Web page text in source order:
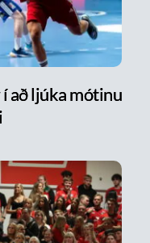
að ljúka mótinu